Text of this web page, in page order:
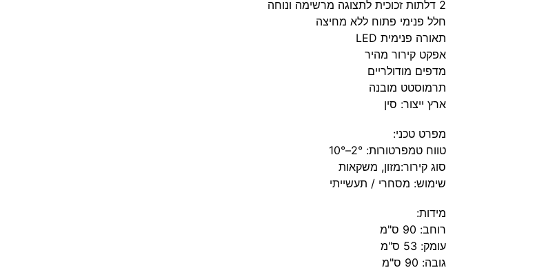
2 דלתות זכוכית לתצוגה מרשימה ונוחה
חלל פנימי פתוח ללא מחיצה
תאורה פנימית LED
אפקט קירור מהיר
מדפים מודולריים
תרמוסטט מובנה
ארץ ייצור: סין
מפרט טכני:
טווח טמפרטורות: 2°–10°
סוג קירור:מזון, משקאות
שימוש: מסחרי / תעשייתי
מידות:
רוחב: 90 ס"מ
עומק: 53 ס"מ
גובה: 90 ס"מ